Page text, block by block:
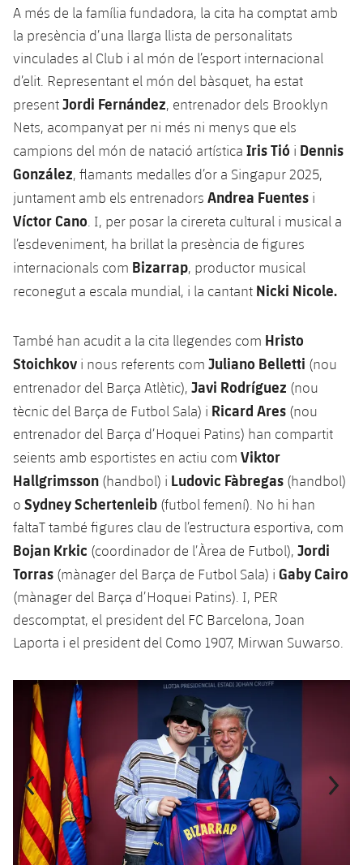
SUB10 B
SUB9 A
SUB9 B
SUB8 A
SUB8 B
Fotos
Història
Palmarès
Mini
Resultats
Jugadors
Fotos
Història
Palmarès
Resultats
Classificació
Fotos
Juvenil
Cadet A
Cadet B
Infantil B
PLUSICON
MÉS
Primer equip
plusicon
més
Actualitat
Calendari
Entrades
Classificació
Jugadors
Palmarès
Història
Barça Atlètic
plusicon
més
Actualitat
Calendari
Resultats
Jugadors
Classificació
Base
plusicon
més
Actualitat
Juvenil
Cadet
Infantil
Aleví
Campus Verano
PLUSICON
MÉS
Primer equip
plusicon
més
Calendari
Entrades
Resultats
Classificació
Jugadors
Fotos
Història
Palmarès
Calendari
Resultats
Jugadors
Classificació
Base
plusicon
més
Actualitat
Barça C
Junior
Juvenil
Infantil
Aleví
Campus Estiu
PLUSICON
MÉS
Informació general
plusicon
més
Notícies
Atletisme
plusicon
més
Actualitat
Masculí
Femení
Agenda
Bàsquet en cadira de rodes
plusicon
més
Actualitat
Calendari
Resultats
Classificació
Hockey gel
plusicon
més
Jugadors
Calendari
Resultats
Classificació
Notícies
Hockey Herba Masculí
Hockey Herba Femení
Patinatge artístic
plusicon
més
Actualitat
Plantilla
Agenda
Escola de Patinatge
Rugby
plusicon
més
Actualitat
Voleibol
plusicon
més
A més de la família fundadora, la cita ha comptat amb
la presència d’una llarga llista de personalitats
vinculades al Club i al món de l’esport internacional
d’elit. Representant el món del bàsquet, ha estat
presentJordi Fernández, entrenador dels Brooklyn
Nets, acompanyat per ni més ni menys que els
campions del món de natació artística Iris Tió i Dennis
González, flamants medalles d’or a Singapur 2025,
juntament amb els entrenadors Andrea Fuentes i
Víctor Cano . I, per posar la cirereta cultural i musical a
l’esdeveniment, ha brillat la presència de figures
internacionals com Bizarrap, productor musical
reconegut a escala mundial, i la cantant Nicki Nicole.
També han acudit a la cita llegendes com Hristo
Stoichkov i nous referents com Juliano Belletti (nou
entrenador del Barça Atlètic), Javi Rodríguez (nou
tècnic del Barça de Futbol Sala) i Ricard Ares (nou
entrenador del Barça d’Hoquei Patins) han compartit
seients amb esportistes en actiu com Viktor
Hallgrimsson (handbol) i Ludovic Fàbregas (handbol)
o Sydney Schertenleib (futbol femení). No hi han
faltaT també figures clau de l’estructura esportiva, com
Bojan Krkic (coordinador de l’Àrea de Futbol), Jordi
Torras (mànager del Barça de Futbol Sala) i Gaby Cairo
(mànager del Barça d’Hoquei Patins). I, PER
descomptat, el president del FC Barcelona, Joan
Laporta i el president del Como 1907, Mirwan Suwarso.
Anterior
label.aria.chevronleft